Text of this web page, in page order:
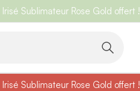
Sublimateur Rose Gold offert !
Sublimateur Rose Gold offert !